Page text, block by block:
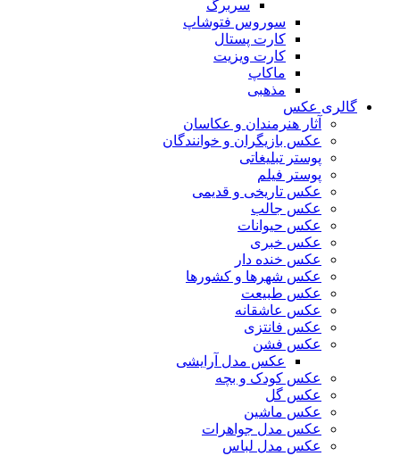
سربرگ
سوروس فتوشاپ
کارت پستال
کارت ویزیت
ماکاپ
مذهبی
گالری عکس
آثار هنرمندان و عکاسان
عکس بازیگران و خوانندگان
پوستر تبلیغاتی
پوستر فیلم
عکس تاریخی و قدیمی
عکس جالب
عکس حیوانات
عکس خبری
عکس خنده دار
عکس شهرها و کشورها
عکس طبیعت
عکس عاشقانه
عکس فانتزی
عکس فشن
عکس مدل آرایشی
عکس کودک و بچه
عکس گل
عکس ماشین
عکس مدل جواهرات
عکس مدل لباس